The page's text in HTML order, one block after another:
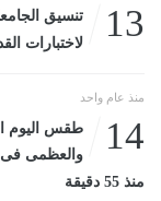
13
لاختبارات
منذ عام واحد
14
طقس اليوم
منذ 55 دقيقة